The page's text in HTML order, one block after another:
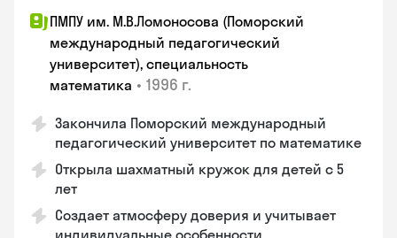
ПМПУ им. М.В.Ломоносова (Поморский
международный педагогический
университет), специальность
математика • 1996 г.
Закончила Поморский международный
педагогический университет по математике
Открыла шахматный кружок для детей с 5
лет
Создает атмосферу доверия и учитывает
индивидуальные особенности